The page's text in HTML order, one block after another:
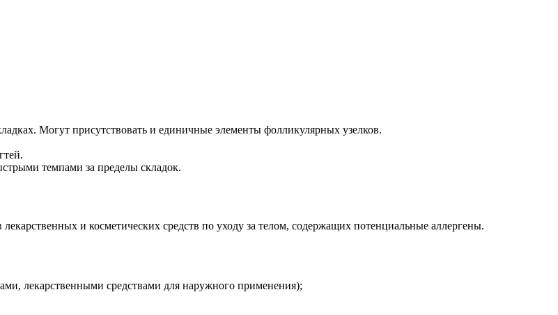
Могут присутствовать и единичные элементы фолликулярных узелков.
темпами за пределы складок.
и косметических средств по уходу за телом, содержащих потенциальные аллергены.
лекарственными средствами для наружного применения);